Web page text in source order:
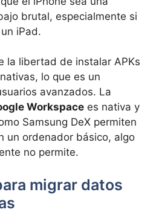
brutal, especialmente si
iPad.
la libertad de instalar APKs
lo que es un
avanzados. La
Workspace es nativa y
Samsung DeX permiten
un ordenador básico, algo
no permite.
migrar datos